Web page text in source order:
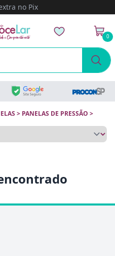
no Pix
0
> PANELAS DE PRESSÃO >